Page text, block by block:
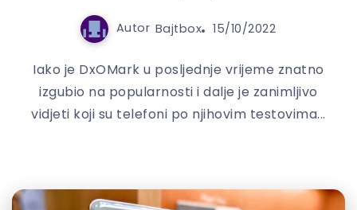
Autor Bajtbox 15/10/2022
Iako je DxOMark u posljednje vrijeme znatno
izgubio na popularnosti i dalje je zanimljivo
vidjeti koji su telefoni po njihovim testovima...